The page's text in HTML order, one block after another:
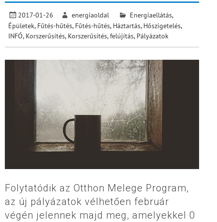
2017-01-26 energiaoldal Energiaellátás,
Épületek, Fűtés-hűtés, Fűtés-hűtés, Háztartás, Hőszigetelés,
INFÓ, Korszerűsítés, Korszerűsítés, felújítás, Pályázatok
Folytatódik az Otthon Melege Program,
az új pályázatok vélhetően február
végén jelennek majd meg, amelyekkel 0